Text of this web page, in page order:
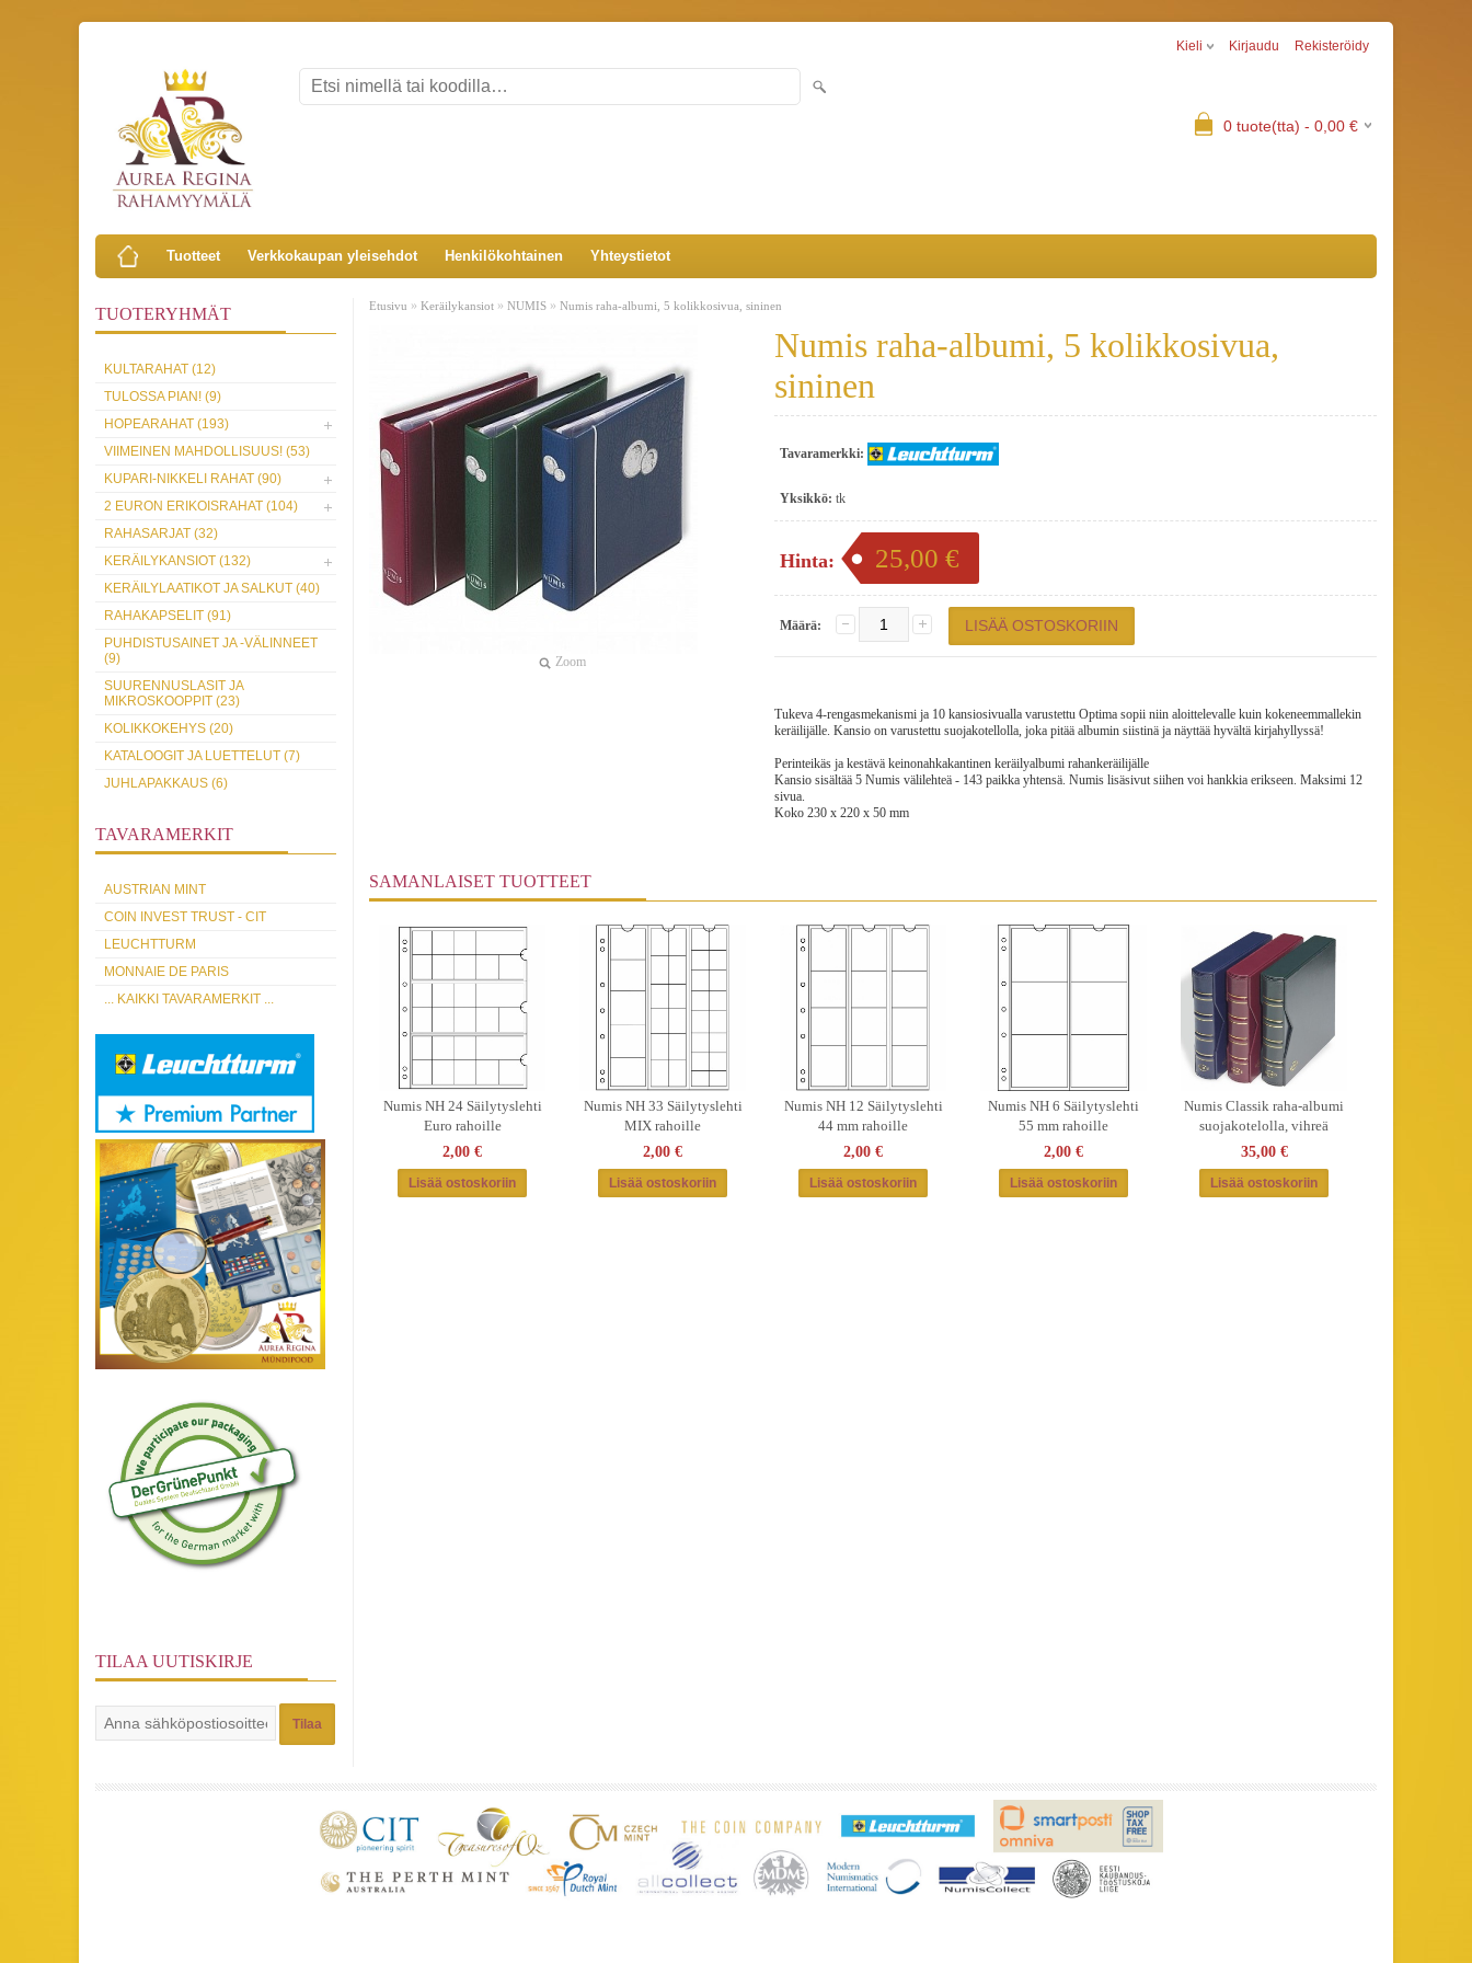
Kieli Kirjaudu Rekisteröidy
0 tuote(tta) - 0,00 €
Tuotteet Verkkokaupan yleisehdot Henkilökohtainen Yhteystietot
TUOTERYHMÄT
KULTARAHAT (12)
TULOSSA PIAN! (9)
HOPEARAHAT (193)
VIIMEINEN MAHDOLLISUUS! (53)
KUPARI-NIKKELI RAHAT (90)
2 EURON ERIKOISRAHAT (104)
RAHASARJAT (32)
KERÄILYKANSIOT (132)
KERÄILYLAATIKOT JA SALKUT (40)
RAHAKAPSELIT (91)
PUHDISTUSAINET JA -VÄLINNEET
(9)
SUURENNUSLASIT JA
MIKROSKOOPPIT (23)
KOLIKKOKEHYS (20)
KATALOOGIT JA LUETTELUT (7)
JUHLAPAKKAUS (6)
TAVARAMERKIT
AUSTRIAN MINT
COIN INVEST TRUST - CIT
LEUCHTTURM
MONNAIE DE PARIS
... KAIKKI TAVARAMERKIT ...
TILAA UUTISKIRJE
Tilaa
Etusivu » Keräilykansiot » NUMIS » Numis raha-albumi, 5 kolikkosivua, sininen
Zoom
Numis raha-albumi, 5 kolikkosivua,
sininen
Tavaramerkki:
Yksikkö: tk
Hinta: 25,00 €
Määrä:
Tukeva 4-rengasmekanismi ja 10 kansiosivualla varustettu Optima sopii niin aloittelevalle kuin kokeneemmallekin
keräilijälle. Kansio on varustettu suojakotellolla, joka pitää albumin siistinä ja näyttää hyvältä kirjahyllyssä!
Perinteikäs ja kestävä keinonahkakantinen keräilyalbumi rahankeräilijälle
Kansio sisältää 5 Numis välilehteä - 143 paikka yhtensä. Numis lisäsivut siihen voi hankkia erikseen. Maksimi 12
sivua.
Koko 230 x 220 x 50 mm
SAMANLAISET TUOTTEET
Numis NH 24 Säilytyslehti
Euro rahoille
2,00 €
Numis NH 33 Säilytyslehti
MIX rahoille
2,00 €
Numis NH 12 Säilytyslehti
44 mm rahoille
2,00 €
Numis NH 6 Säilytyslehti
55 mm rahoille
2,00 €
Numis Classik raha-albumi
suojakotelolla, vihreä
35,00 €